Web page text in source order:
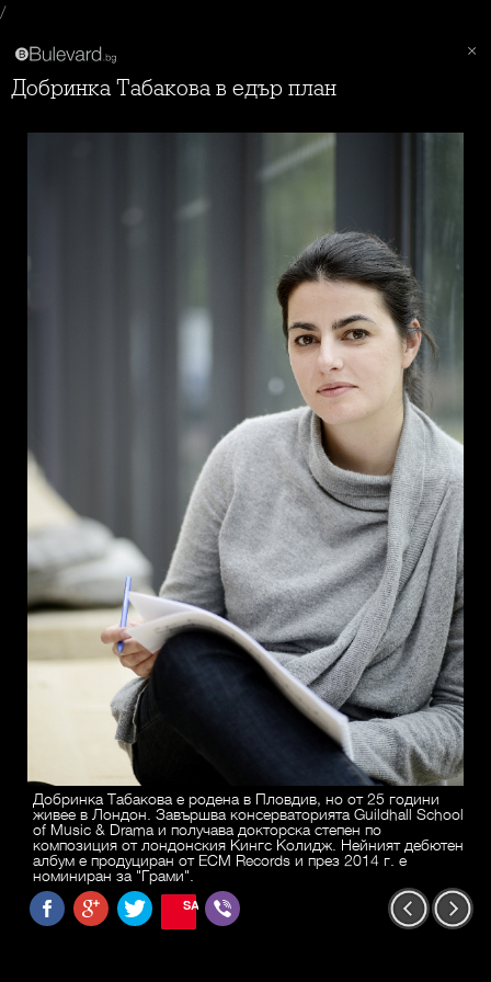
/
Добринка Табакова в едър план
Добринка Табакова е родена в Пловдив, но от 25 години
живее в Лондон. Завършва консерваторията Guildhall School
of Music & Drama и получава докторска степен по
композиция от лондонския Кингс Колидж. Нейният дебютен
албум е продуциран от ECM Records и през 2014 г. е
номиниран за "Грами".
SAVE